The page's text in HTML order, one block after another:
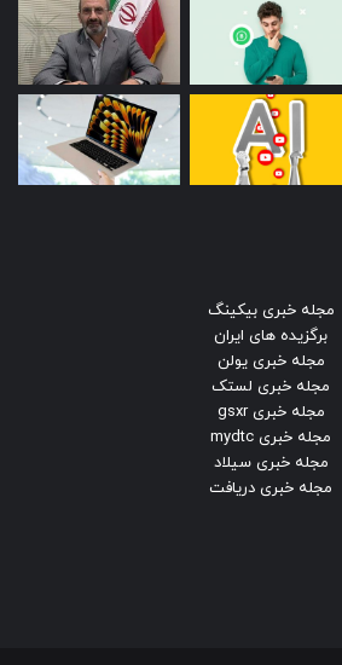
مجله خبری بیکینگ
برگزیده های ایران
مجله خبری یولن
مجله خبری لستک
مجله خبری gsxr
مجله خبری mydtc
مجله خبری سیلاد
مجله خبری دریافت